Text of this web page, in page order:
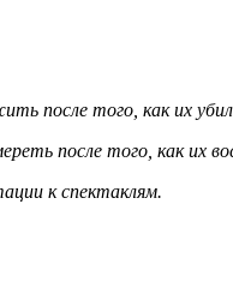
после того, как их
после того, как их
к спектаклям.